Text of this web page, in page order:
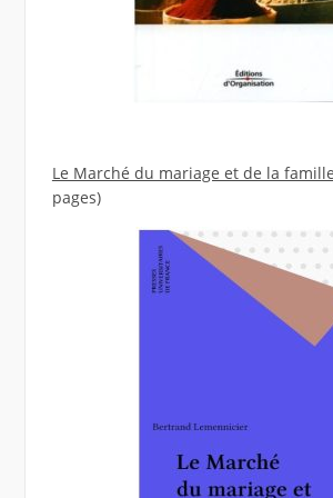
Le Marché du mariage et de la famille
pages)